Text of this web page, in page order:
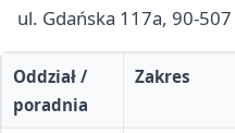
ul. Gdańska 117a, 90-
Oddział /
poradnia
Zakres